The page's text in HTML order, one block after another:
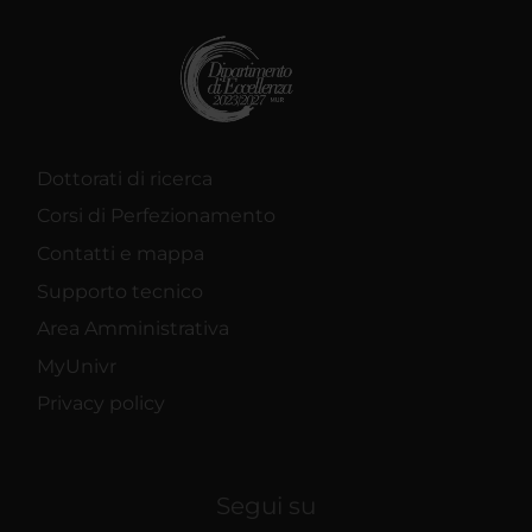
Dottorati di ricerca
Corsi di Perfezionamento
Contatti e mappa
Supporto tecnico
Area Amministrativa
MyUnivr
Privacy policy
Segui su